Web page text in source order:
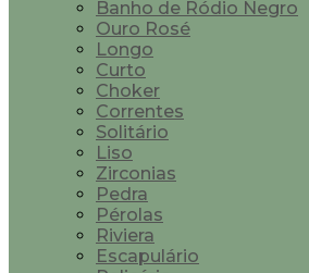
Banho de Ródio Negro
Ouro Rosé
Longo
Curto
Choker
Correntes
Solitário
Liso
Zirconias
Pedra
Pérolas
Riviera
Escapulário